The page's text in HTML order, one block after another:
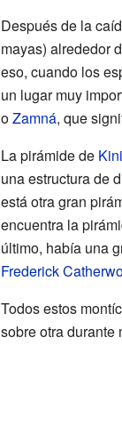
Después de la
mayas) alrededor
eso, cuando los
un lugar muy
oZamná, que
La pirámide de
una estructura de
está otra gran
encuentra la
último, había una
Frederick
Todos estos
sobre otra durante